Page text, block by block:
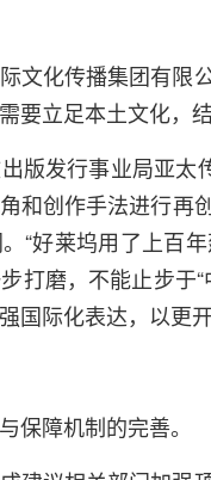
文化传播集团有限
要立足本土文化，
版发行事业局亚
和创作手法进行
“好莱坞用了上百
打磨，不能止步于
国际化表达，以更
保障机制的完善。